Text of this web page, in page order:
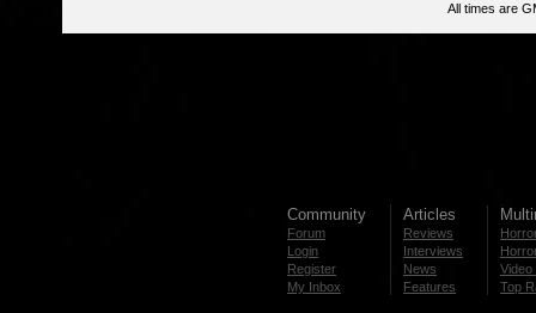
All times are
Community
Forum
Login
Register
My Inbox
Articles
Reviews
Interviews
News
Features
Video
Top